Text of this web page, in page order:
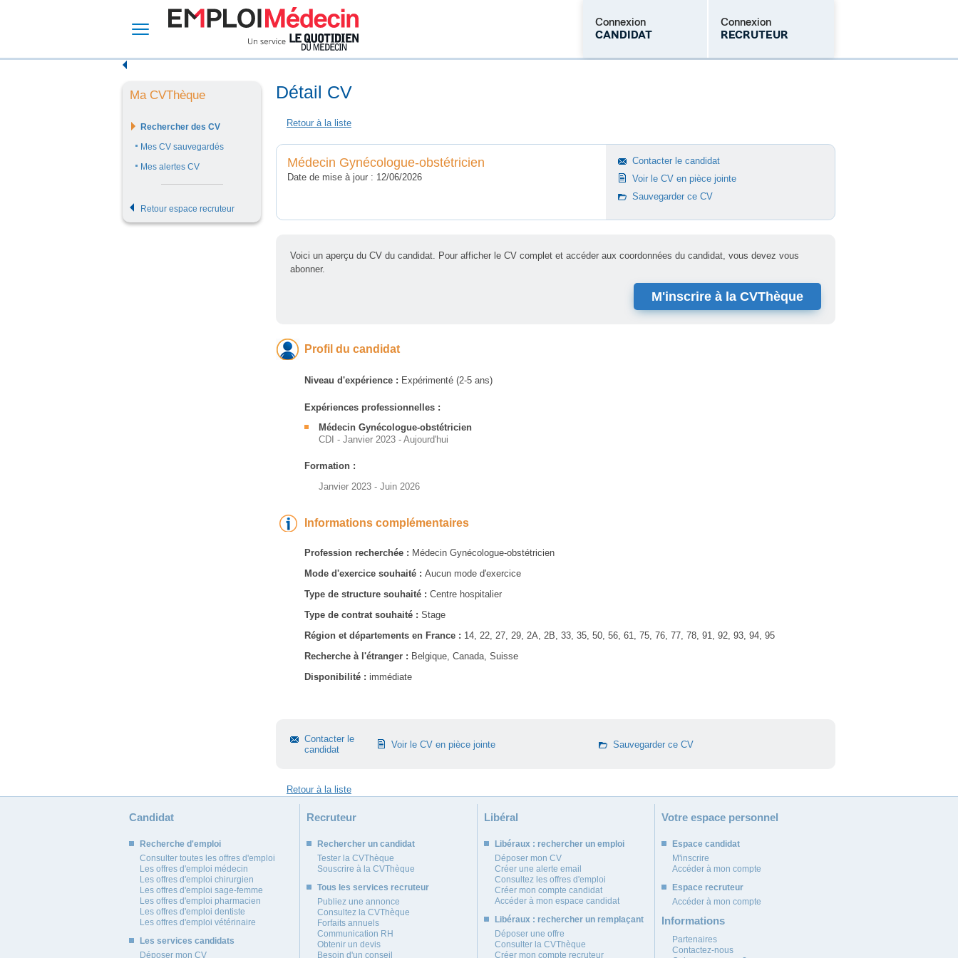
Connexion
CANDIDAT
Connexion
RECRUTEUR
Ma CVThèque
Rechercher des CV
Mes CV sauvegardés
Mes alertes CV
Retour espace recruteur
Détail CV
Médecin Gynécologue-obstétricien
Date de mise à jour : 12/06/2026
Contacter le candidat
Voir le CV en pièce jointe
Sauvegarder ce CV
Voici un aperçu du CV du candidat. Pour afficher le CV complet et accéder aux coordonnées du candidat, vous devez vous
abonner.
M'inscrire à la CVThèque
Profil du candidat
Niveau d'expérience : Expérimenté (2-5 ans)
Expériences professionnelles :
Médecin Gynécologue-obstétricien
CDI - Janvier 2023 - Aujourd'hui
Formation :
Janvier 2023 - Juin 2026
Informations complémentaires
Profession recherchée : Médecin Gynécologue-obstétricien
Mode d'exercice souhaité : Aucun mode d'exercice
Type de structure souhaité : Centre hospitalier
Type de contrat souhaité : Stage
Région et départements en France : 14, 22, 27, 29, 2A, 2B, 33, 35, 50, 56, 61, 75, 76, 77, 78, 91, 92, 93, 94, 95
Recherche à l'étranger : Belgique, Canada, Suisse
Disponibilité : immédiate
Contacter le
candidat
Voir le CV en pièce jointe Sauvegarder ce CV
Candidat
Recherche d'emploi
Consulter toutes les offres d'emploi
Les offres d'emploi médecin
Les offres d'emploi chirurgien
Les offres d'emploi sage-femme
Les offres d'emploi pharmacien
Les offres d'emploi dentiste
Les offres d'emploi vétérinaire
Les services candidats
Déposer mon CV
Recruteur
Rechercher un candidat
Tester la CVThèque
Souscrire à la CVThèque
Tous les services recruteur
Publiez une annonce
Consultez la CVThèque
Forfaits annuels
Communication RH
Obtenir un devis
Besoin d'un conseil
Libéral
Libéraux : rechercher un emploi
Déposer mon CV
Créer une alerte email
Consultez les offres d'emploi
Créer mon compte candidat
Accéder à mon espace candidat
Libéraux : rechercher un remplaçant
Déposer une offre
Consulter la CVThèque
Créer mon compte recruteur
Votre espace personnel
Espace candidat
M'inscrire
Accéder à mon compte
Espace recruteur
Accéder à mon compte
Informations
Partenaires
Contactez-nous